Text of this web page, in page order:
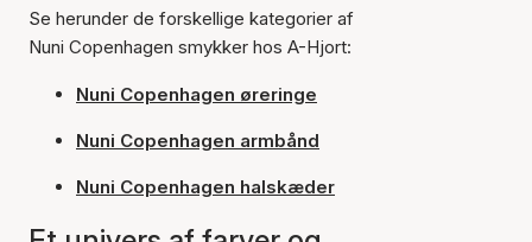
Se herunder de forskellige kategorier af
Nuni Copenhagen smykker hos A-Hjort:
Nuni Copenhagen øreringe
Nuni Copenhagen armbånd
Nuni Copenhagen halskæder